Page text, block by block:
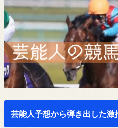
芸能人予想から弾き出した